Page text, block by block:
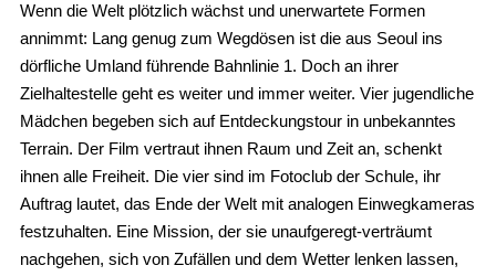
Wenn die Welt plötzlich wächst und unerwartete Formen
annimmt: Lang genug zum Wegdösen ist die aus Seoul ins
dörfliche Umland führende Bahnlinie 1. Doch an ihrer
Zielhaltestelle geht es weiter und immer weiter. Vier jugendliche
Mädchen begeben sich auf Entdeckungstour in unbekanntes
Terrain. Der Film vertraut ihnen Raum und Zeit an, schenkt
ihnen alle Freiheit. Die vier sind im Fotoclub der Schule, ihr
Auftrag lautet, das Ende der Welt mit analogen Einwegkameras
festzuhalten. Eine Mission, der sie unaufgeregt-verträumt
nachgehen, sich von Zufällen und dem Wetter lenken lassen,